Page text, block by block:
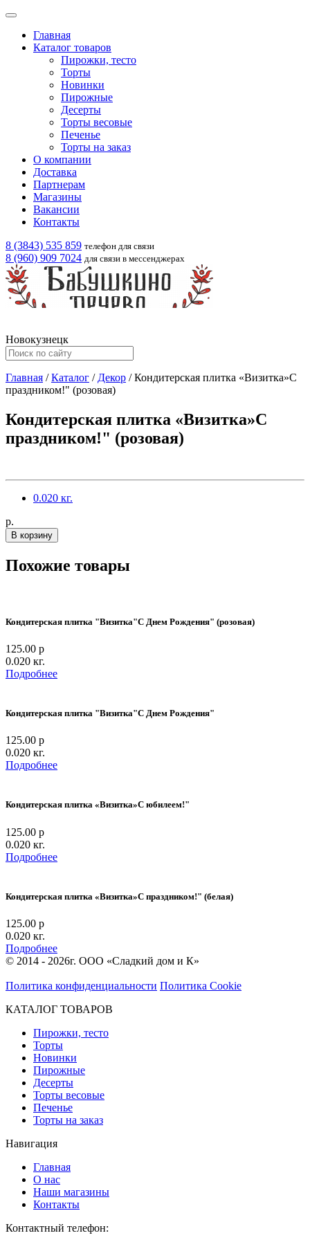
Главная
Каталог товаров
Пирожки, тесто
Торты
Новинки
Пирожные
Десерты
Торты весовые
Печенье
Торты на заказ
О компании
Доставка
Партнерам
Магазины
Вакансии
Контакты
8 (3843) 535 859 телефон для связи
8 (960) 909 7024 для связи в мессенджерах
Новокузнецк
Главная /Каталог / Декор /Кондитерская плитка «Визитка»С
праздником!" (розовая)
Кондитерская плитка «Визитка»С
праздником!" (розовая)
0.020 кг.
p.
В корзину
Похожие товары
Кондитерская плитка "Визитка"С Днем Рождения" (розовая)
125.00 р
0.020 кг.
Подробнее
Кондитерская плитка "Визитка"С Днем Рождения"
125.00 р
0.020 кг.
Подробнее
Кондитерская плитка «Визитка»С юбилеем!"
125.00 р
0.020 кг.
Подробнее
Кондитерская плитка «Визитка»С праздником!" (белая)
125.00 р
0.020 кг.
Подробнее
© 2014 - 2026г. ООО «Сладкий дом и К»
Политика конфиденциальности Политика Cookie
КАТАЛОГ ТОВАРОВ
Пирожки, тесто
Торты
Новинки
Пирожные
Десерты
Торты весовые
Печенье
Торты на заказ
Навигация
Главная
О нас
Наши магазины
Контакты
Контактный телефон: